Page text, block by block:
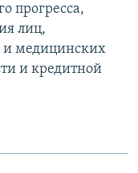
прогресса,
лиц,
и медицинских
и кредитной